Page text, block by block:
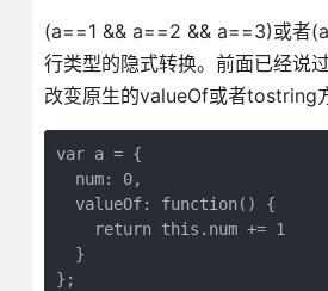
(a==1 && a==2 && a==3)或者
行类型的隐式转换。前面已经说
改变原生的valueOf或者tostring
var a = {
  num: 0,
  valueOf: function() {
    return this.num += 1
  }
};